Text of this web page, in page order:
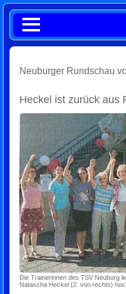
Neuburger Rundschau
Heckel ist zurück aus
Die Trainerinnen des TSV Neuburg
Natascha Heckel (2. von rechts)